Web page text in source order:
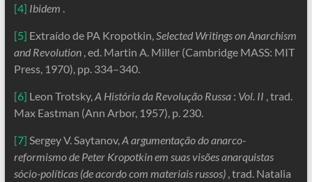
[4] Ibidem
[5] Extraído de PA Kropotkin, Selected Writings on Anarchism
and Revolution, ed. Martin A. Miller (Cambridge MASS: MIT
Press, 1970), pp. 334–340.
[6] Leon Trotsky, A História da Revolução Russa: Vol. II , trad.
Max Eastman (Ann Arbor, 1957), p. 230.
[7] Sergey V. Saytanov, A argumentação do anarco-
reformismo de Peter Kropotkin em suasvisões anarquistas
sócio-políticas (de acordo com materiais russos), trad. Natalia